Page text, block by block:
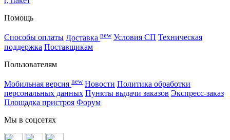
Помощь
Способы оплаты Доставка new Условия СП Техническая
поддержка Поставщикам
Пользователям
Мобильная версия new Новости Политика обработки
персональных данных Пункты выдачи заказов Экспресс-заказ
Площадка пристроя Форум
Мы в соцсетях